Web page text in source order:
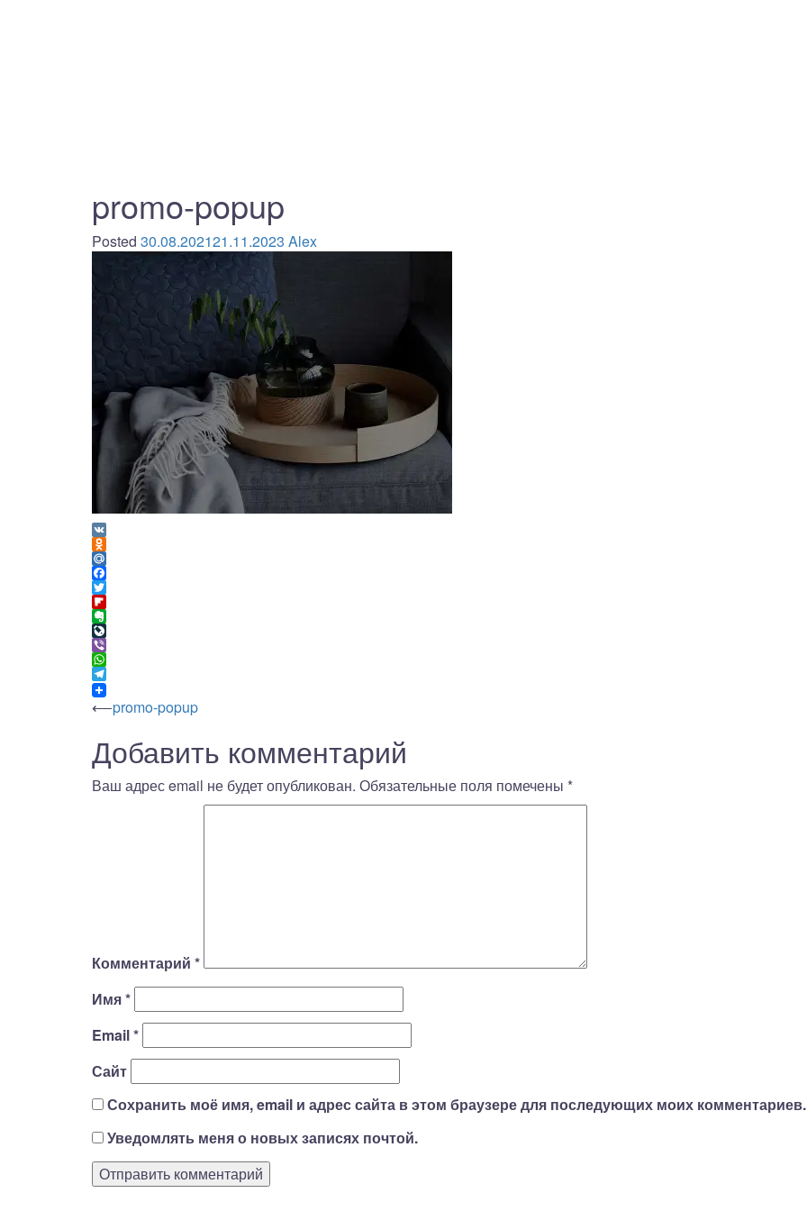
promo-popup
Posted 30.08.202121.11.2023 Alex
VK
Odnoklassniki
Mail.Ru
Facebook
Twitter
Flipboard
Evernote
LiveJournal
Viber
WhatsApp
Telegram
Навигация
по
записям
⟵promo-popup
Добавить комментарий
Ваш адрес email не будет опубликован. Обязательные поля помечены *
Комментарий *
Имя*
Email*
Сайт
Сохранить моё имя, email и адрес сайта в этом браузере для последующих моих комментариев.
Уведомлять меня о новых записях почтой.